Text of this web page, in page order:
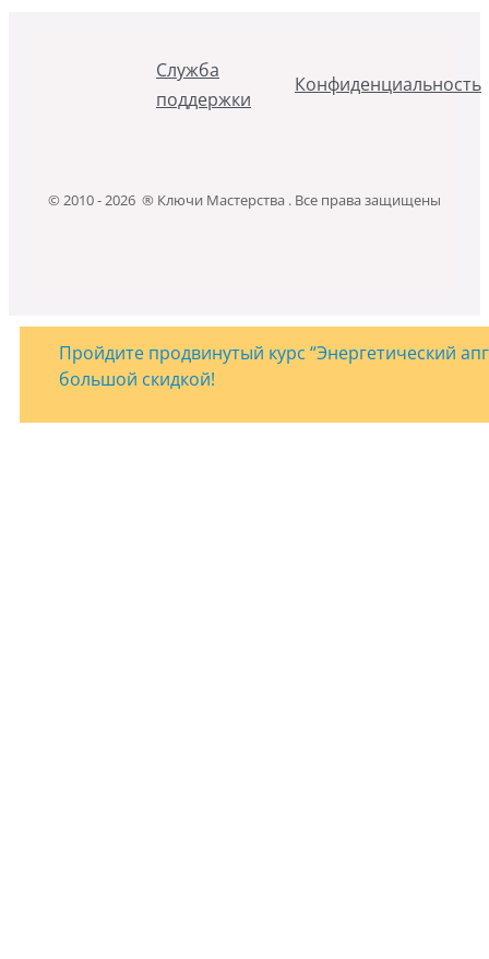
Служба
поддержки
Конфиденциальность
© 2010 - 2026 ® Ключи Мастерства . Все права защищены
Пройдите продвинутый курс “Энергетический
большой скидкой!